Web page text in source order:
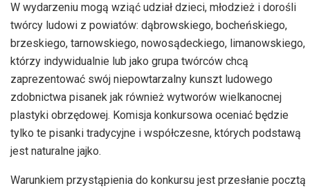
W wydarzeniu mogą wziąć udział dzieci, młodzież i dorośli
twórcy ludowi z powiatów: dąbrowskiego, bocheńskiego,
brzeskiego, tarnowskiego, nowosądeckiego, limanowskiego,
którzy indywidualnie lub jako grupa twórców chcą
zaprezentować swój niepowtarzalny kunszt ludowego
zdobnictwa pisanek jak również wytworów wielkanocnej
plastyki obrzędowej. Komisja konkursowa oceniać będzie
tylko te pisanki tradycyjne i współczesne, których podstawą
jest naturalne jajko.
Warunkiem przystąpienia do konkursu jest przesłanie pocztą